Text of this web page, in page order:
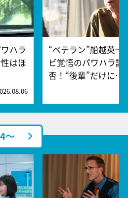
ハラ
はほ
“ベテラン”船越英一
ビ覚悟のパワハラ謝
否！“後輩”だけに…
～